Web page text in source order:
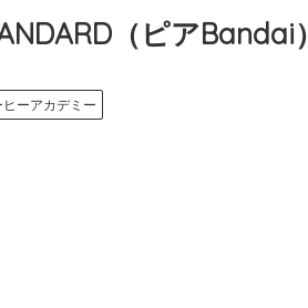
（ピアBandai）
ヒーアカデミー